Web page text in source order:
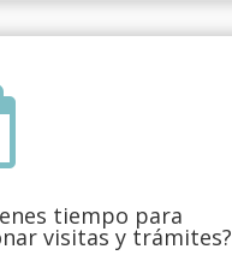
tiempo para
visitas y trámites?